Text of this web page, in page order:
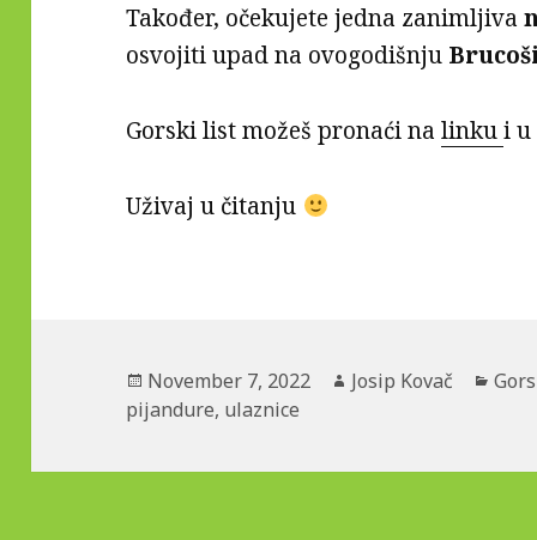
Također, očekujete jedna zanimljiva
osvojiti upad na ovogodišnju
Gorski list možeš pronaći nalinkui u
Uživaj u čitanju
Posted
on
November 7, 2022 Author
Josip Kovač
pijandure, ulaznice